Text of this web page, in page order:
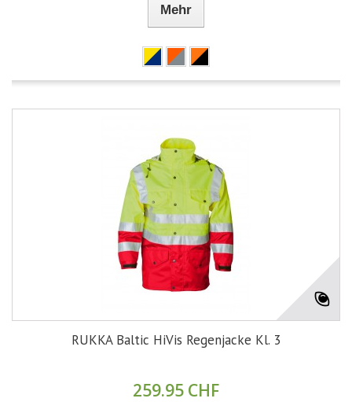
Mehr
RUKKA Baltic HiVis Regenjacke Kl. 3
259.95 CHF